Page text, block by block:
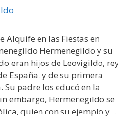
Alquife en las Fiestas en
Hermenegildo y su
eran hijos de Leovigildo, rey
España, y de su primera
Su padre los educó en la
embargo, Hermenegildo se
quien con su ejemplo y …